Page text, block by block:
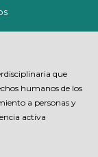
que
humanos de los
a personas y
activa